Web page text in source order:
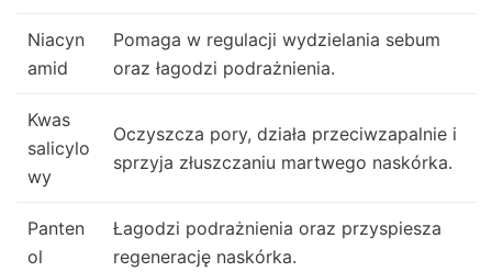
Niacyn
amid
Pomaga w regulacji wydzielania sebum
oraz łagodzi podrażnienia.
Kwas
salicylo
wy
Oczyszcza pory, działa przeciwzapalnie i
sprzyja złuszczaniu martwego naskórka.
Panten
ol
Łagodzi podrażnienia oraz przyspiesza
regenerację naskórka.